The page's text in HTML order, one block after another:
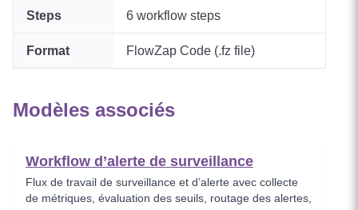
Steps 6 workflow steps
Format FlowZap Code (.fz file)
Modèles associés
Workflow d’alerte de surveillance
Flux de travail de surveillance et d’alerte avec collecte
de métriques, évaluation des seuils, routage des alertes,